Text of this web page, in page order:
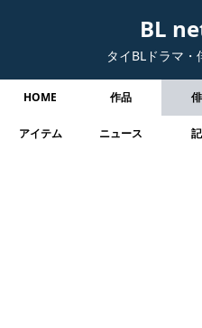
BL
タイBLドラマ・
HOME 作品
アイテム ニュース